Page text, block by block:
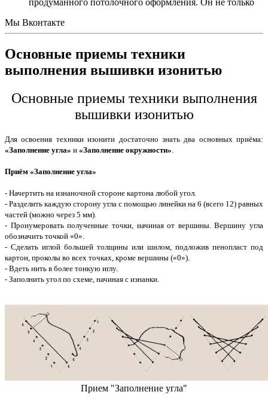
продуманного потолочного оформления. Он не только
Мы Вконтакте
Основные приемы техники
выполнения вышивки изонитью
Основные приемы техники выполнения
вышивки изонитью
Для освоения техники изонити достаточно знать два основных приёма:
«Заполнение угла» и «Заполнение окружности»
Приём «Заполнение угла»
- Начертить на изнаночной стороне картона любой угол.
- Разделить каждую сторону угла с помощью линейки на 6 (всего 12) равных
частей (можно через 5 мм).
- Пронумеровать полученные точки, начиная от вершины. Вершину угла
обозначить точкой «0».
- Сделать иглой большей толщины или шилом, подложив пенопласт под
картон, проколы во всех точках, кроме вершины («0»).
- Вдеть нить в более тонкую иглу.
- Заполнить угол по схеме, начиная с изнанки.
Прием "Заполнение угла"